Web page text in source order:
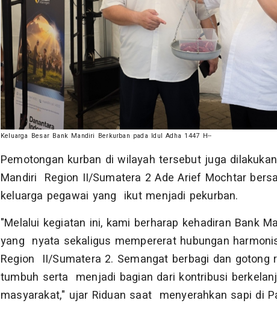
Keluarga Besar Bank Mandiri Berkurban pada Idul Adha 1447 H--
Pemotongan kurban di wilayah tersebut juga
Mandiri Region II/Sumatera 2 Ade Arief Mochtar
keluarga pegawai yang ikut menjadi pekurban.
"Melalui kegiatan ini, kami berharap kehadiran Bank
yang nyata sekaligus mempererat hubungan
Region II/Sumatera 2. Semangat berbagi dan gotong
tumbuh serta menjadi bagian dari kontribusi
masyarakat," ujar Riduan saat menyerahkan sapi di